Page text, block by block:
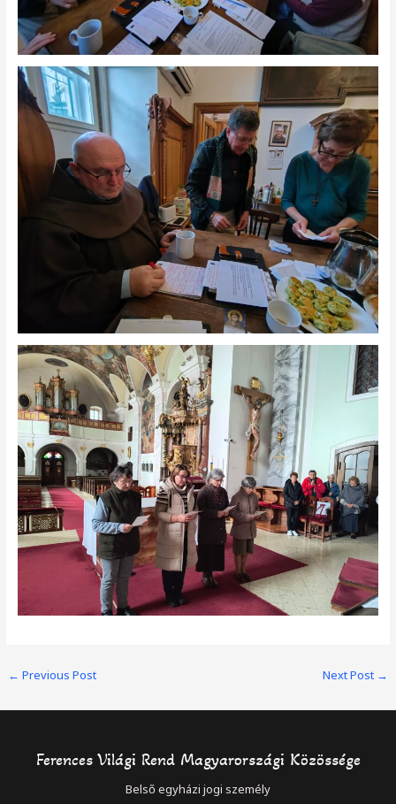
Post
← Previous Post Next Post →
Ferences Világi Rend Magyarországi Közössége
Belső egyházi jogi személy